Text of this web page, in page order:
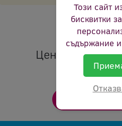
Ревю: Оцени
Цена: 21.30 €
Този сайт
бисквитки
съдържание